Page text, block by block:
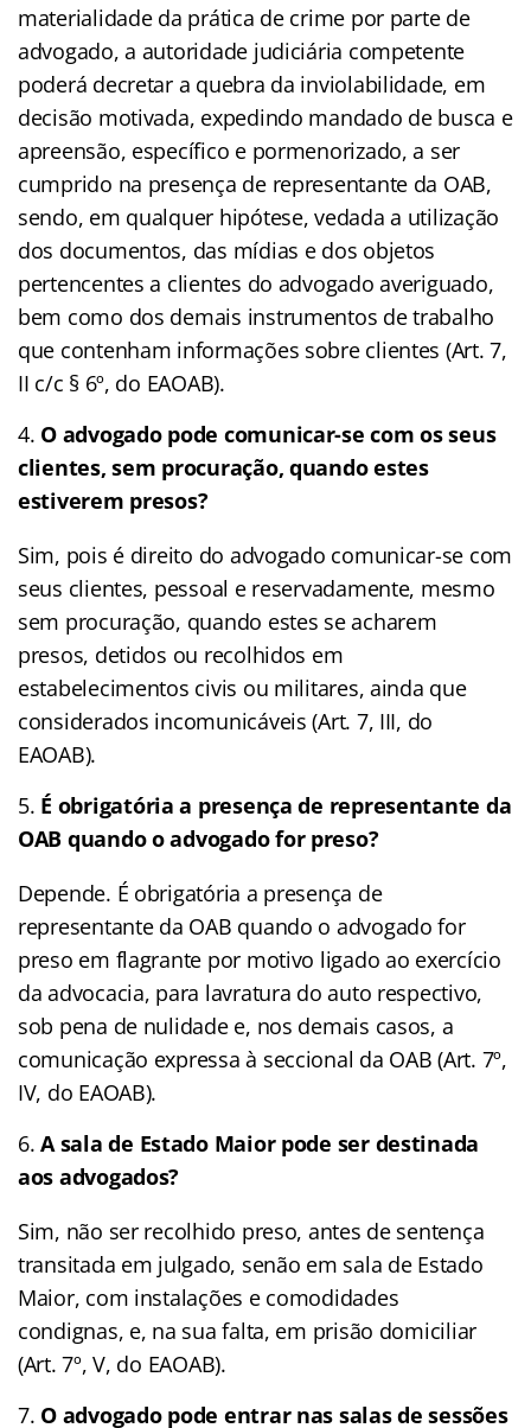
materialidade da prática de crime por parte de
advogado, a autoridade judiciária competente
poderá decretar a quebra da inviolabilidade, em
decisão motivada, expedindo mandado de busca e
apreensão, específico e pormenorizado, a ser
cumprido na presença de representante da OAB,
sendo, em qualquer hipótese, vedada a utilização
dos documentos, das mídias e dos objetos
pertencentes a clientes do advogado averiguado,
bem como dos demais instrumentos de trabalho
que contenham informações sobre clientes (Art. 7,
II c/c § 6º, do EAOAB).
O advogado pode comunicar-se com os seus
clientes, sem procuração, quando estes
estiverem presos?
Sim, pois é direito do advogado comunicar-se com
seus clientes, pessoal e reservadamente, mesmo
sem procuração, quando estes se acharem
presos, detidos ou recolhidos em
estabelecimentos civis ou militares, ainda que
considerados incomunicáveis (Art. 7, III, do
EAOAB).
É obrigatória a presença de representante da
OAB quando o advogado for preso?
Depende. É obrigatória a presença de
representante da OAB quando o advogado for
preso em flagrante por motivo ligado ao exercício
da advocacia, para lavratura do auto respectivo,
sob pena de nulidade e, nos demais casos, a
comunicação expressa à seccional da OAB (Art. 7º,
IV, do EAOAB).
A sala de Estado Maior pode ser destinada
aos advogados?
Sim, não ser recolhido preso, antes de sentença
transitada em julgado, senão em sala de Estado
Maior, com instalações e comodidades
condignas, e, na sua falta, em prisão domiciliar
(Art. 7º, V, do EAOAB).
O advogado pode entrar nas salas de sessões